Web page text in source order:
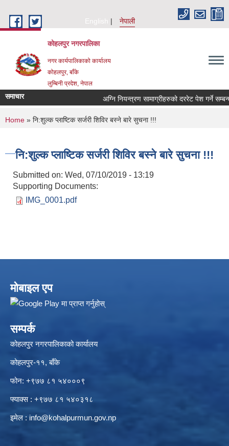
English
नेपाली
कोहलपुर नगरपालिका
नगर कार्यपालिकाको कार्यालय
कोहलपुर, बाँके
लुम्बिनी प्रदेश, नेपाल
समाचार
You are here
Home » नि:शुल्क प्लाष्टिक सर्जरी शिविर बस्ने बारे सुचना !!!
नि:शुल्क प्लाष्टिक सर्जरी शिविर बस्ने बारे सुचना !!!
Submitted on: Wed, 07/10/2019 - 13:19
Supporting Documents:
IMG_0001.pdf
मोबाइल एप
सम्पर्क
कोहलपुर नगरपालिकाको कार्यालय
कोहलपुर-११, बाँके
फोन: +९७७ ८१ ५४०००९
फ्याक्स : +९७७ ८१ ५४०३१८
इमेल : info@kohalpurmun.gov.np